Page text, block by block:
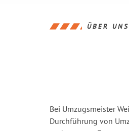
ÜBER UNS
Bei Umzugsmeister
Durchführung von